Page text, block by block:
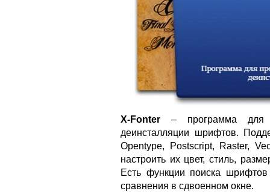
X-Fonter – программа для
деинсталляции шрифтов.
Opentype, Postscript, Raster,
настроить их цвет, стиль,
Есть функции поиска
сравнения в сдвоенном окне.